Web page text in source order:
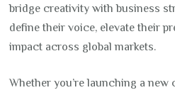
bridge creativity with business
define their voice, elevate their
impact across global markets.
Whether you’re launching a